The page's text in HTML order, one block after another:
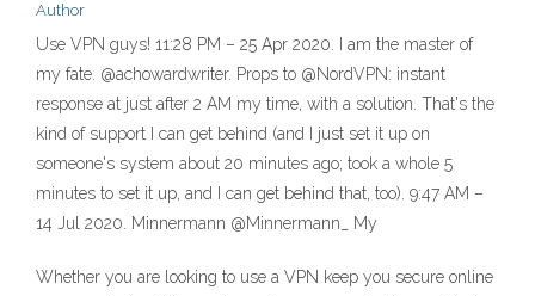
Author
Use VPN guys! 11:28 PM – 25 Apr 2020. I am the master of
my fate. @achowardwriter. Props to @NordVPN: instant
response at just after 2 AM my time, with a solution. That's the
kind of support I can get behind (and I just set it up on
someone's system about 20 minutes ago; took a whole 5
minutes to set it up, and I can get behind that, too). 9:47 AM –
14 Jul 2020. Minnermann @Minnermann_ My
Whether you are looking to use a VPN keep you secure online